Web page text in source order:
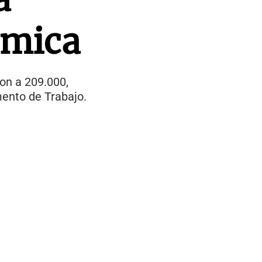
a 209.000,
de Trabajo.